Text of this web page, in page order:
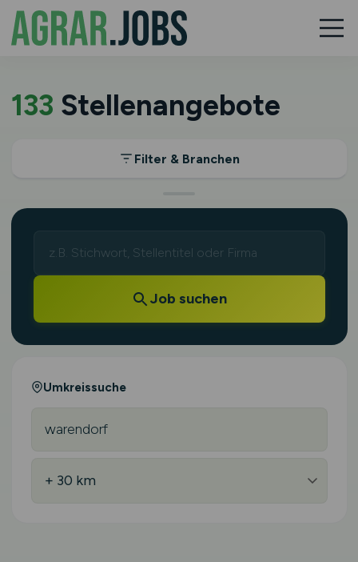
133 Stellenangebote
Filter & Branchen
Job suchen
Umkreissuche